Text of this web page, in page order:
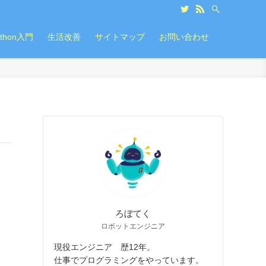
入門 生活改善 サイトマップ お問い合わせ
ろぼてく
ロボットエンジニア
現役エンジニア 歴12年。
仕事でプログラミングをやっています。